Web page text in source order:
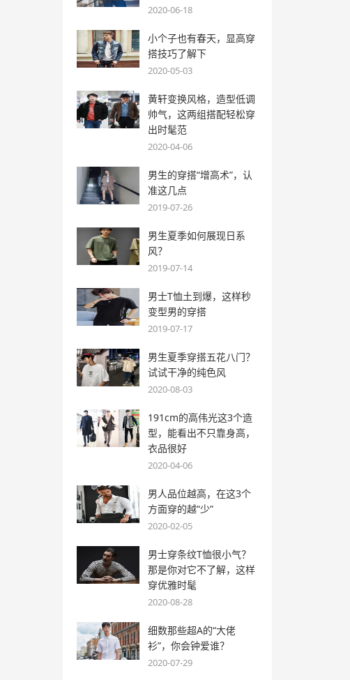
2020-06-18
小个子也有春天，显高穿
搭技巧了解下
2020-05-03
黄轩变换风格，造型低调
帅气，这两组搭配轻松穿
出时髦范
2020-04-06
男生的穿搭“增高术”，认
准这几点
2019-07-26
男生夏季如何展现日系
风？
2019-07-14
男士T恤土到爆，这样秒
变型男的穿搭
2019-07-17
男生夏季穿搭五花八门？
试试干净的纯色风
2020-08-03
191cm的高伟光这3个造
型，能看出不只靠身高，
衣品很好
2020-04-06
男人品位越高，在这3个
方面穿的越“少”
2020-02-05
男士穿条纹T恤很小气？
那是你对它不了解，这样
穿优雅时髦
2020-08-28
细数那些超A的“大佬
衫”，你会钟爱谁？
2020-07-29